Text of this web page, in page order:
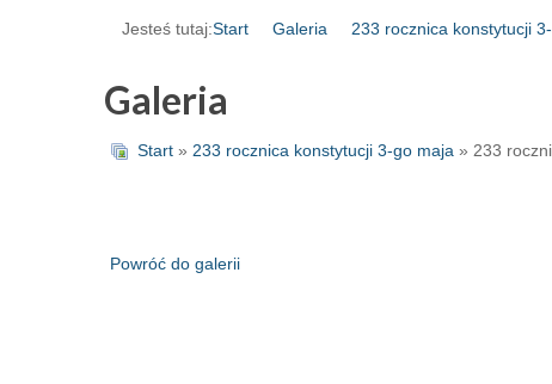
Jesteś tutaj:Start Galeria 233 rocznica konstytucji
Galeria
Start » 233 rocznica konstytucji 3-go maja » 233
Powróć do galerii